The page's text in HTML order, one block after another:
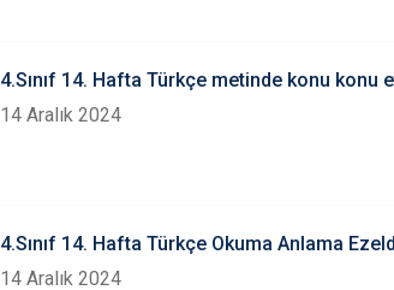
4.Sınıf 14. Hafta Türkçe metinde konu konu
14 Aralık 2024
4.Sınıf 14. Hafta Türkçe Okuma Anlama
14 Aralık 2024